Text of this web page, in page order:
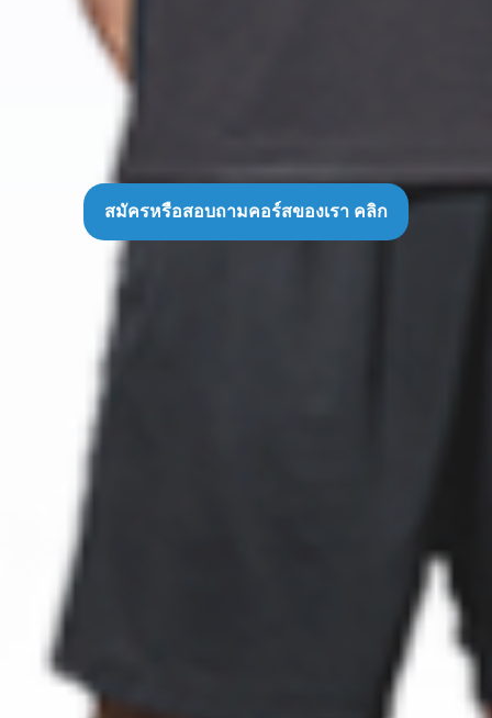
สมัครหรือสอบถามคอร์สของเรา คลิก